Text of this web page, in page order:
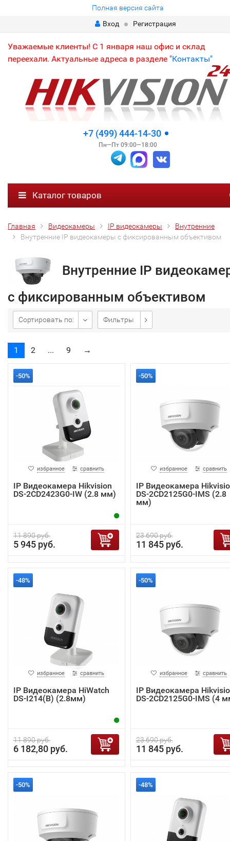
Полная версия сайта
Вход
Регистрация
Уважаемые клиенты! С 1 января наш офис и склад
переехали. Актуальные адреса в разделе "Контакты"
+7 (499) 444-14-30
Пн—Пт 09:00—18:00
Каталог товаров
Главная Видеокамеры IP видеокамеры
Внутренние
Внутренние IP видеокамеры с фиксированным объективом
Внутренние IP
с фиксированным объективом
Сортировать по: Фильтры
1 2 ... 9 →
-50%
избранное сравнить
IP Видеокамера Hikvision
DS-2CD2423G0-IW (2.8 мм)
11 890 руб.
5 945 руб.
-50%
избранное сравнить
IP Видеокамера
DS-2CD2125G0-IMS (2.8
мм)
23 690 руб.
11 845 руб.
-48%
избранное сравнить
IP Видеокамера HiWatch
DS-I214(B) (2.8мм)
11 890 руб.
6 182,80 руб.
-50%
избранное сравнить
IP Видеокамера
DS-2CD2125G0-IMS (4
23 690 руб.
11 845 руб.
-50% -48%